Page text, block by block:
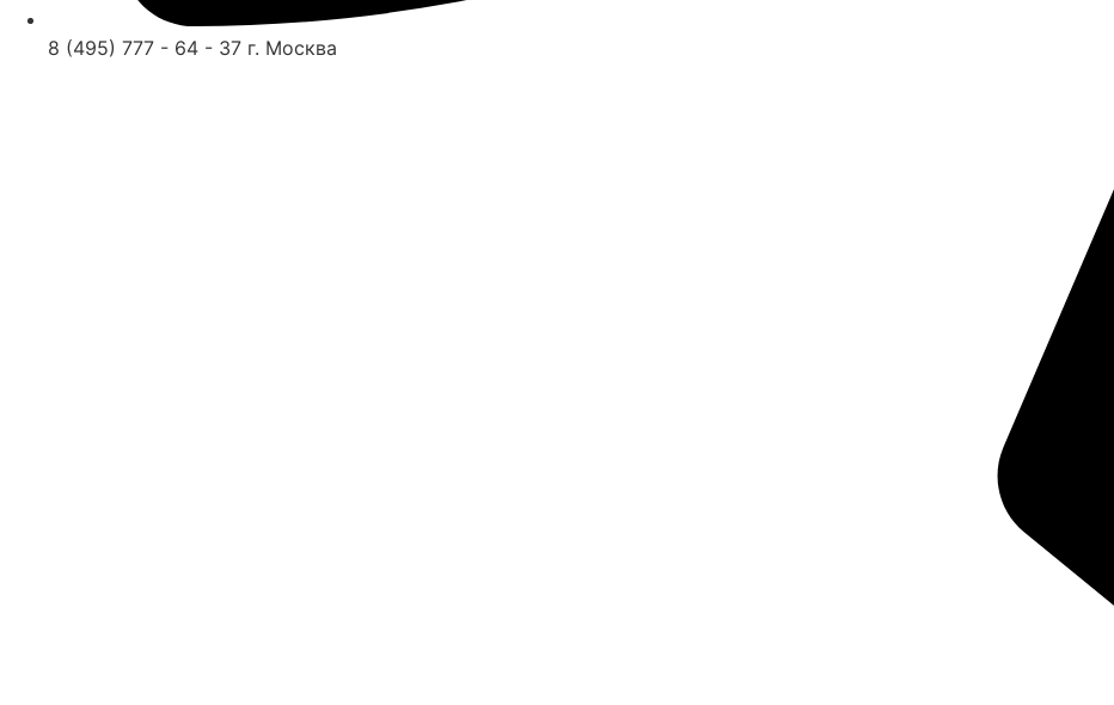
8 (495) 777 - 64 - 37 г. Москва